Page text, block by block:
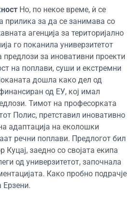
Но, по некое време, ѝ се
прилика за да се занимава со
агенција за територијално
го поканила универзитетот
предлози за иновативни проекти
на поплави, суши и екстремни
дошла како дел од
од ЕУ, кој имал
Тимот на професорката
Полис, претставил иновативно
адаптација на еколошки
речни поплави. Предлогот бил
Куцај, заедно со својата екипа
од универзитетот, започнала
Како пробно подрачје
Ерзени.